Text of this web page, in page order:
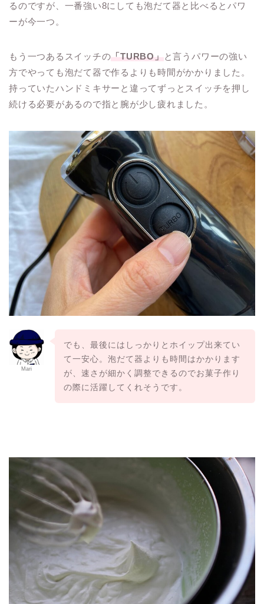
るのですが、一番強い8にしても泡だて器と比べるとパワ
ーが今一つ。
もう一つあるスイッチの 「TURBO」
と言うパワーの強い
方でやっても泡だて器で作るよりも時間がかかりました。
持っていたハンドミキサーと違ってずっとスイッチを押し
続ける必要があるので指と腕が少し疲れました。
Mari
でも、最後にはしっかりとホイップ出来てい
て一安心。泡だて器よりも時間はかかります
が、速さが細かく調整できるのでお菓子作り
の際に活躍してくれそうです。